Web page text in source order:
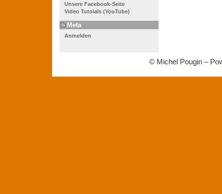
Unsere Facebook-Seite
Video Tutoials (YouTube)
Meta
Anmelden
© Michel Pougin –